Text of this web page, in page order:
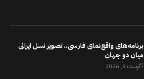
برنامه‌های واقع‌نمای فارسی.. تصویر نسل ایرانی
میان دو جهان
آگوست 9, 2026